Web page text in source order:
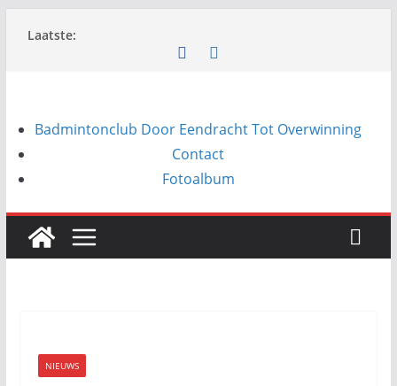
naar
Laatste:
Badmintonclub Door Eendracht Tot Overwinning
Contact
Fotoalbum
NIEUWS